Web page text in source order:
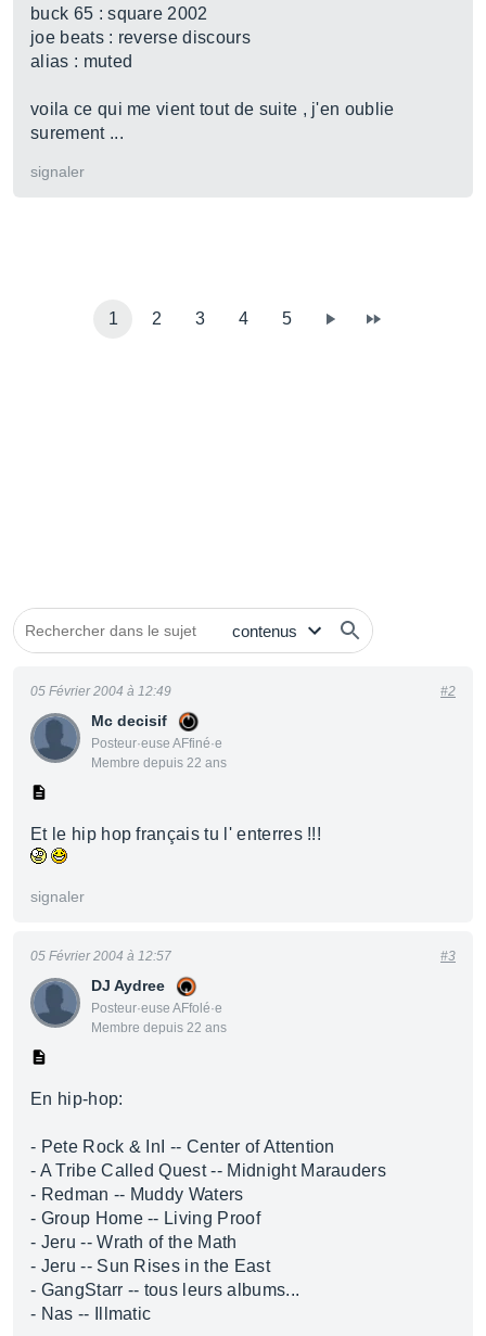
buck 65 : square 2002
joe beats : reverse discours
alias : muted
voila ce qui me vient tout de suite , j'en oublie
surement ...
signaler
1 2 3 4 5
Mc decisif
Posteur·euse AFfiné·e
Membre depuis 22 ans
05 Février 2004 à 12:49 #2
Et le hip hop français tu l' enterres !!!
signaler
DJ Aydree
Posteur·euse AFfolé·e
Membre depuis 22 ans
05 Février 2004 à 12:57 #3
En hip-hop:
- Pete Rock & InI -- Center of Attention
- A Tribe Called Quest -- Midnight Marauders
- Redman -- Muddy Waters
- Group Home -- Living Proof
- Jeru -- Wrath of the Math
- Jeru -- Sun Rises in the East
- GangStarr -- tous leurs albums...
- Nas -- Illmatic